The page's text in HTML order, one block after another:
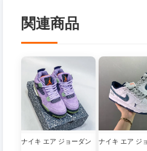
関連商品
ナイキ エア ジョーダン
ナイキ エア ジ